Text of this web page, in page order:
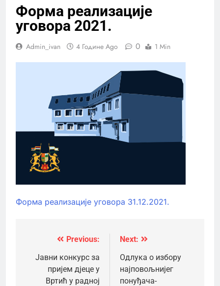
Форма реализације
уговора 2021.
Admin_ivan 4 Године Ago 0 1 Min
Форма реализације уговора 31.12.2021.
Кретање
чланка
Previous:
Јавни конкурс за
пријем дјеце у
Вртић у радној
Next:
Одлука о избору
најповољнијег
понуђача-